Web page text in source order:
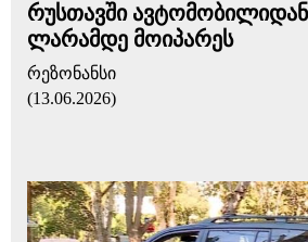
რუსთავში ავტომობილიდან
ლარამდე მოიპარეს
რეზონანსი
(13.06.2026)